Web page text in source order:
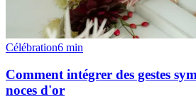
Célébration6 min
Comment intégrer des gestes
noces d'or